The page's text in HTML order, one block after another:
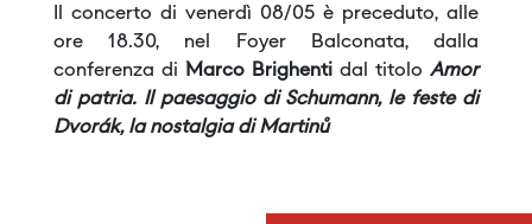
Il concerto di venerdì 08/05 è preceduto, alle
ore 18.30, nel Foyer Balconata, dalla
conferenza di
Marco Brighenti dal titolo Amor
di patria. Il paesaggio di Schumann, le feste di
Dvorák, la nostalgia di Martinů